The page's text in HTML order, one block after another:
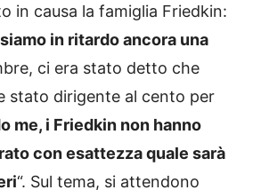
in causa la famiglia Friedkin:
in ritardo ancora una
ci era stato detto che
stato dirigente al cento per
me, i Friedkin non hanno
con esattezza quale sarà
“. Sul tema, si attendono